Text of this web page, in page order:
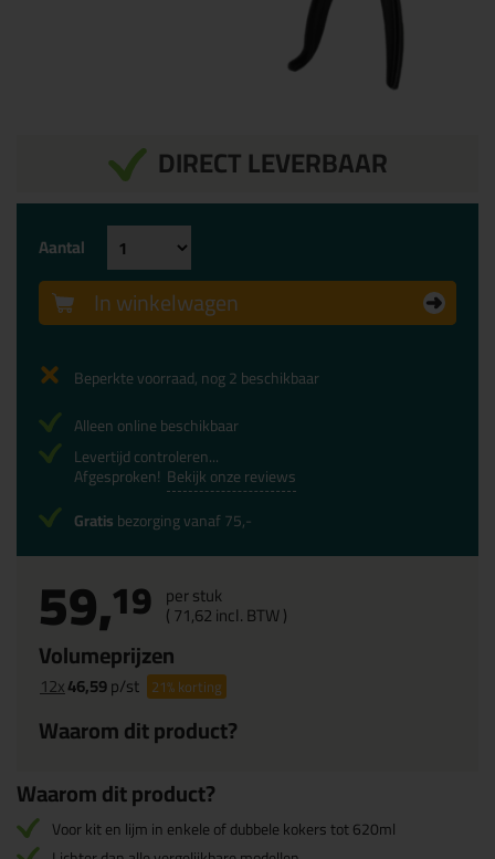
DIRECT LEVERBAAR
59,19 per stuk
(71,62incl. BTW )
Volumeprijzen
12x46,59p/st 21%korting
Waarom dit product?
Aantal
In winkelwagen
Beperkte voorraad, nog 2 beschikbaar
Alleen online beschikbaar
Levertijd controleren...
Afgesproken! Bekijk onze reviews
Gratisbezorging vanaf 75,-
Waarom dit product?
Voor kit en lijm in enkele of dubbele kokers tot 620ml